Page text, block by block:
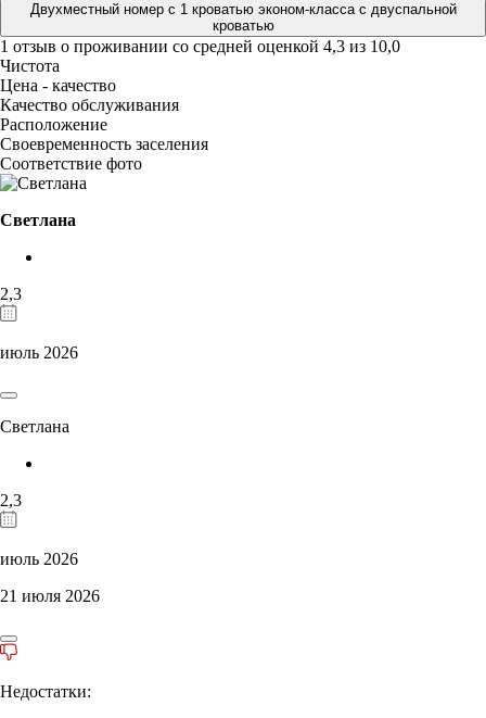
Двухместный номер с 1 кроватью эконом-класса с двуспальной
кроватью
1 отзыв о проживании со средней оценкой 4,3 из 10,0
Чистота
Цена - качество
Качество обслуживания
Расположение
Своевременность заселения
Соответствие фото
Светлана
2,3
июль 2026
Светлана
2,3
июль 2026
21 июля 2026
Недостатки: